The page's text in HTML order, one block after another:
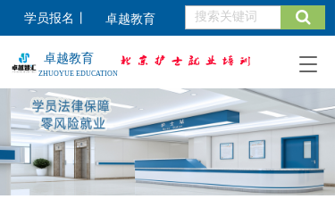
学员报名 卓越教育
卓越教育
ZHUOYUE EDUCATION
T
g
l
e
n
a